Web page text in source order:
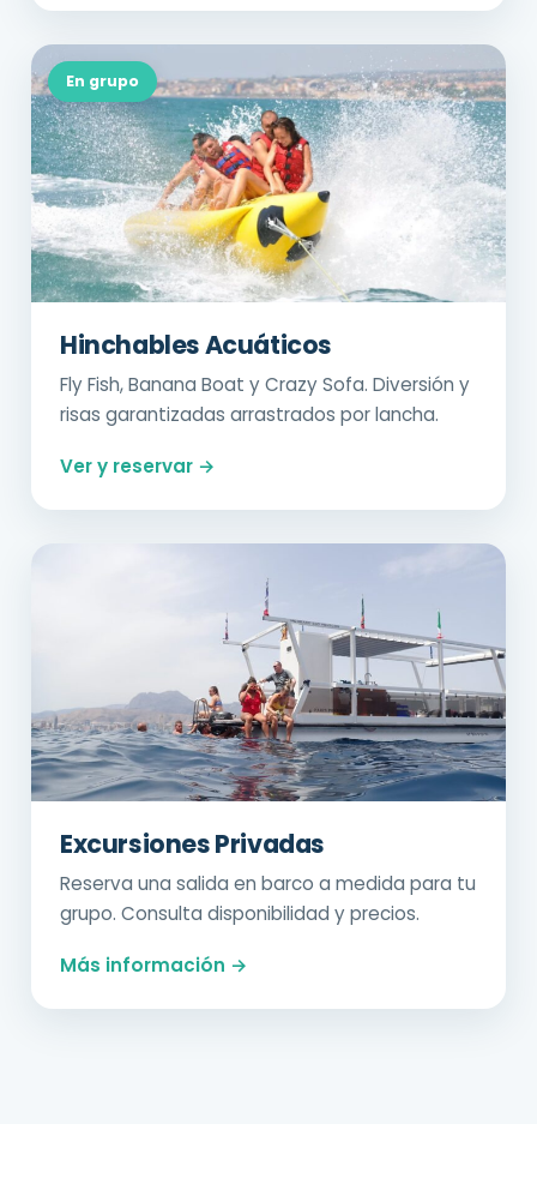
En grupo
Hinchables Acuáticos
Fly Fish, Banana Boat y Crazy Sofa. Diversión y
risas garantizadas arrastrados por lancha.
Ver y reservar →
Excursiones Privadas
Reserva una salida en barco a medida para tu
grupo. Consulta disponibilidad y precios.
Más información →